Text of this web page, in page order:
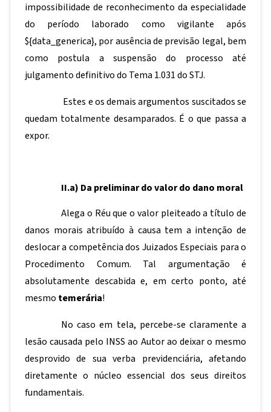
impossibilidade de reconhecimento da especialidade
do período laborado como vigilante após
${data_generica}, por ausência de previsão legal, bem
como postula a suspensão do processo até
julgamento definitivo do Tema 1.031 do STJ.
Estes e os demais argumentos suscitados se
quedam totalmente desamparados. É o que passa a
expor.
II.a) Da preliminar do valor do dano moral
Alega o Réu que o valor pleiteado a título de
danos morais atribuído à causa tem a intenção de
deslocar a competência dos Juizados Especiais para o
Procedimento Comum. Tal argumentação é
absolutamente descabida e, em certo ponto, até
mesmo temerária!
No caso em tela, percebe-se claramente a
lesão causada pelo INSS ao Autor ao deixar o mesmo
desprovido de sua verba previdenciária, afetando
diretamente o núcleo essencial dos seus direitos
fundamentais.